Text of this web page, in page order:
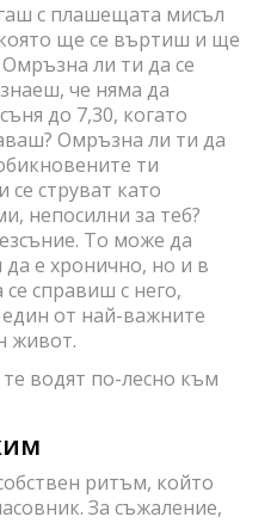
с плашещата мисъл
ще се въртиш и ще
ли ти да се
че няма да
до 7,30, когато
Омръзна ли ти да
ти
струват като
непосилни за теб?
То може да
е хронично, но и в
се справиш с него,
от най-важните
живот.
водят по-лесно към
ритъм, който
За съжаление,